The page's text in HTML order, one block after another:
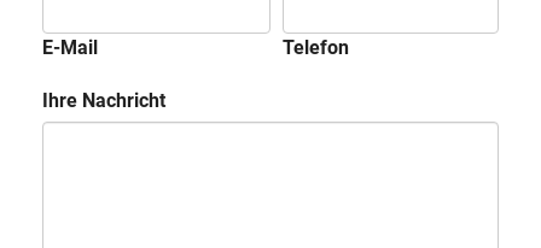
E-Mail Telefon
Ihre Nachricht